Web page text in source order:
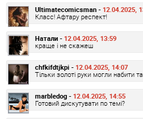
Ultimatecomicsman - 12.04.2025,
Класс! Афтару респект!
Натали - 12.04.2025, 13:59
краще і не скажеш
chfkifdtjkpi - 12.04.2025, 14:07
Тільки золоті руки могли набити
marbledog - 12.04.2025, 14:55
Готовий дискутувати по темі?